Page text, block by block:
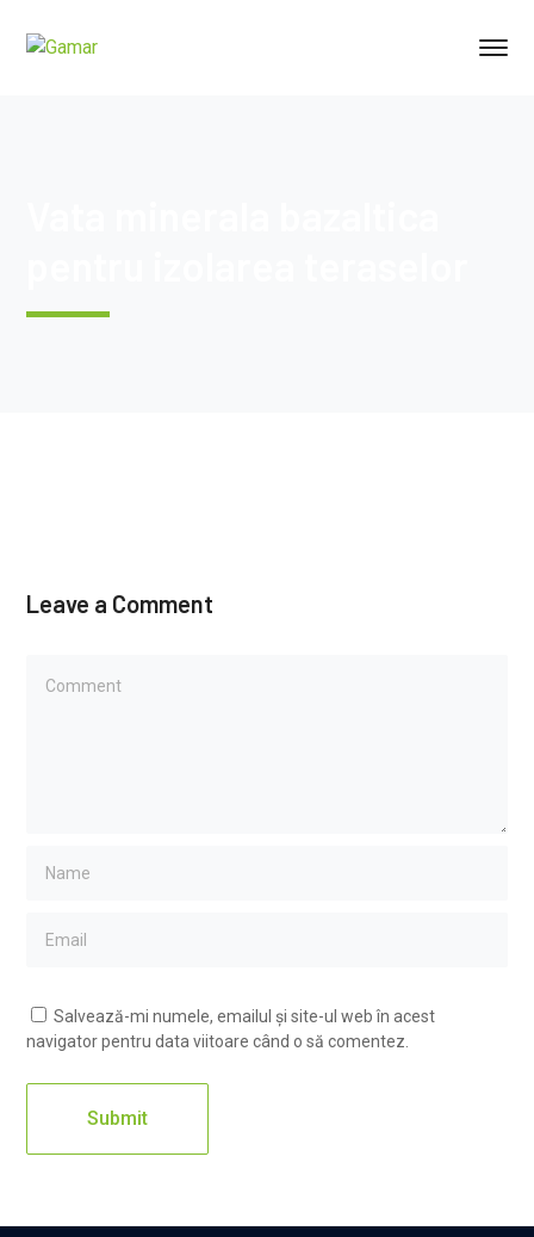
Leave a Comment
Salvează-mi numele, emailul și site-ul web în acest
navigator pentru data viitoare când o să comentez.